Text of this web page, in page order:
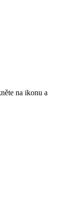
na ikonu a